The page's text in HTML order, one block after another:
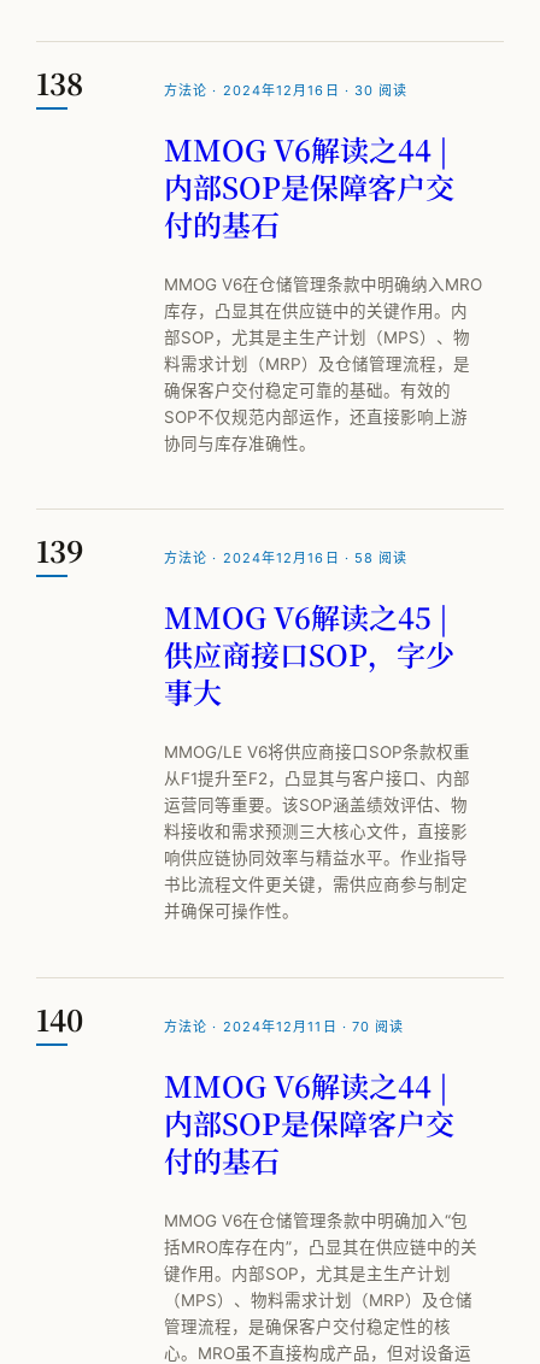
138 方法论 · 2024年12月16日 · 30 阅读
MMOG V6解读之44 |
内部SOP是保障客户交
付的基石
MMOG V6在仓储管理条款中明确纳入MRO
库存，凸显其在供应链中的关键作用。内
部SOP，尤其是主生产计划（MPS）、物
料需求计划（MRP）及仓储管理流程，是
确保客户交付稳定可靠的基础。有效的
SOP不仅规范内部运作，还直接影响上游
协同与库存准确性。
139 方法论 · 2024年12月16日 · 58 阅读
MMOG V6解读之45 |
供应商接口SOP，字少
事大
MMOG/LE V6将供应商接口SOP条款权重
从F1提升至F2，凸显其与客户接口、内部
运营同等重要。该SOP涵盖绩效评估、物
料接收和需求预测三大核心文件，直接影
响供应链协同效率与精益水平。作业指导
书比流程文件更关键，需供应商参与制定
并确保可操作性。
140 方法论 · 2024年12月11日 · 70 阅读
MMOG V6解读之44 |
内部SOP是保障客户交
付的基石
MMOG V6在仓储管理条款中明确加入“包
括MRO库存在内”，凸显其在供应链中的关
键作用。内部SOP，尤其是主生产计划
（MPS）、物料需求计划（MRP）及仓储
管理流程，是确保客户交付稳定性的核
心。MRO虽不直接构成产品，但对设备运